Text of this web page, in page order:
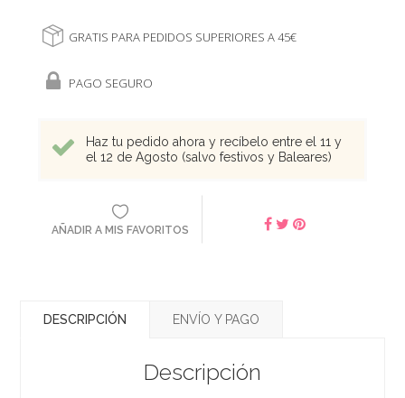
GRATIS PARA PEDIDOS SUPERIORES A 45€
PAGO SEGURO
Haz tu pedido ahora y recíbelo entre el 11 y
el 12 de Agosto (salvo festivos y Baleares)
AÑADIR A MIS FAVORITOS
DESCRIPCIÓN ENVÍO Y PAGO
Descripción